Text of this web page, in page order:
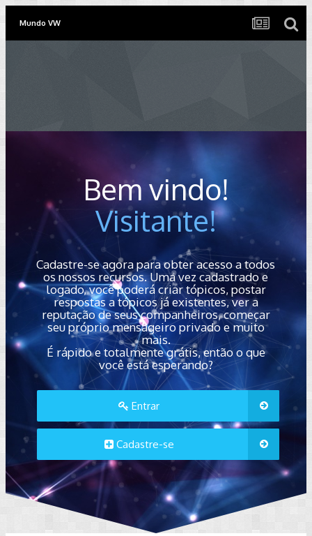
Mundo VW
Bem vindo!
Visitante!
Cadastre-se agora para obter acesso a todos
os nossos recursos. Uma vez cadastrado e
logado, você poderá criar tópicos, postar
respostas a tópicos já existentes, ver a
reputação de seus companheiros, começar
seu próprio mensageiro privado e muito
mais.
É rápido e totalmente grátis, então o que
você está esperando?
Entrar
Cadastre-se